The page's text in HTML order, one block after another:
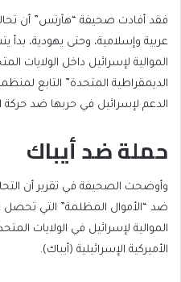
عربية وإسلامية، وحتى يهودية،
الموالية لإسرائيل داخل الولايات
الديمقراطية المتحدة” التابع
الدعم لإسرائيل في حربها ضد
حملة ضد أيباك
وأوضحت الصحيفة في تقرير أن
ضد “الأموال المظلمة” التي
الموالية لإسرائيل في الولايات
الأميركية الإسرائيلية (أيباك).